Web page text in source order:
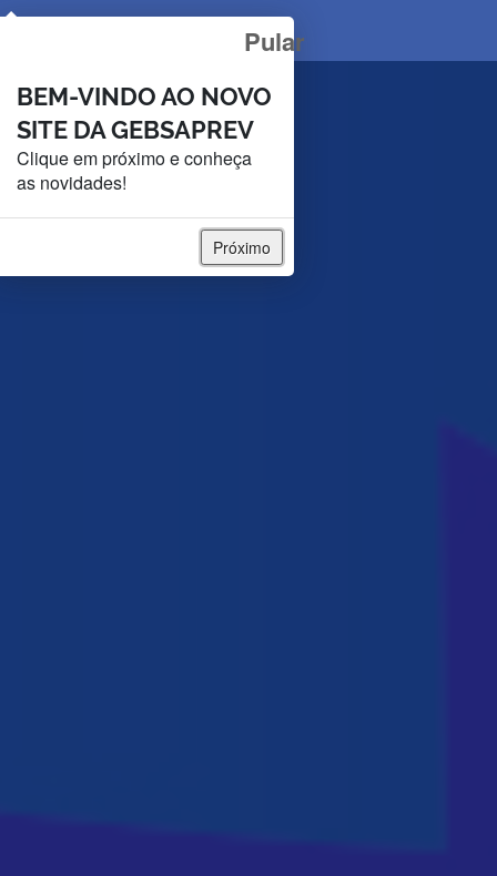
GEBSAPREV -
Pular
BEM-VINDO AO NOVO
SITE DA GEBSAPREV
Clique em próximo e conheça
as novidades!
Próximo